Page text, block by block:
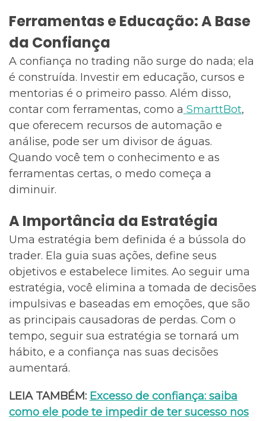
Ferramentas e Educação: A Base
da Confiança
A confiança no trading não surge do nada; ela
é construída. Investir em educação, cursos e
mentorias é o primeiro passo. Além disso,
contar com ferramentas, como a SmarttBot,
que oferecem recursos de automação e
análise, pode ser um divisor de águas.
Quando você tem o conhecimento e as
ferramentas certas, o medo começa a
diminuir.
A Importância da Estratégia
Uma estratégia bem definida é a bússola do
trader. Ela guia suas ações, define seus
objetivos e estabelece limites. Ao seguir uma
estratégia, você elimina a tomada de decisões
impulsivas e baseadas em emoções, que são
as principais causadoras de perdas. Com o
tempo, seguir sua estratégia se tornará um
hábito, e a confiança nas suas decisões
aumentará.
LEIA TAMBÉM: Excesso de confiança: saiba
como ele pode te impedir de ter sucesso nos